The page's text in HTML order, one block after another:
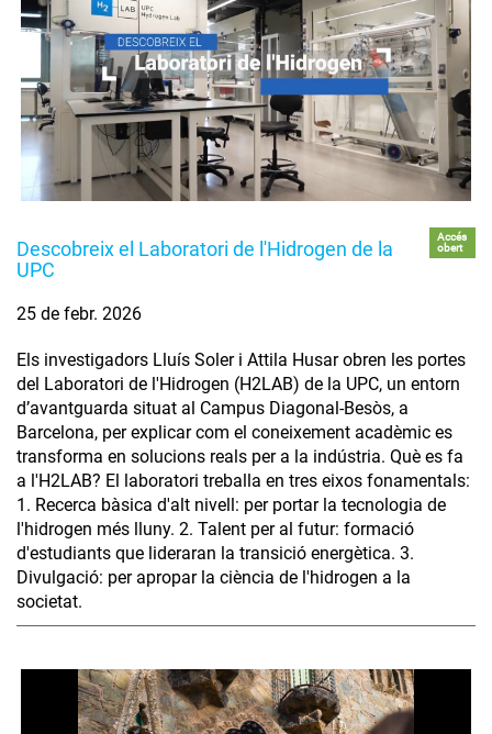
Descobreix el Laboratori de l'Hidrogen de la
UPC
Accés
obert
25 de febr. 2026
Els investigadors Lluís Soler i Attila Husar obren les portes
del Laboratori de l'Hidrogen (H2LAB) de la UPC, un entorn
d’avantguarda situat al Campus Diagonal-Besòs, a
Barcelona, per explicar com el coneixement acadèmic es
transforma en solucions reals per a la indústria. Què es fa
a l'H2LAB? El laboratori treballa en tres eixos fonamentals:
1. Recerca bàsica d'alt nivell: per portar la tecnologia de
l'hidrogen més lluny. 2. Talent per al futur: formació
d'estudiants que lideraran la transició energètica. 3.
Divulgació: per apropar la ciència de l'hidrogen a la
societat.